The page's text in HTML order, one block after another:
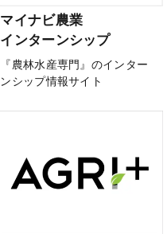
マイナビ農業
インターンシップ
『農林水産専門』のインター
ンシップ情報サイト